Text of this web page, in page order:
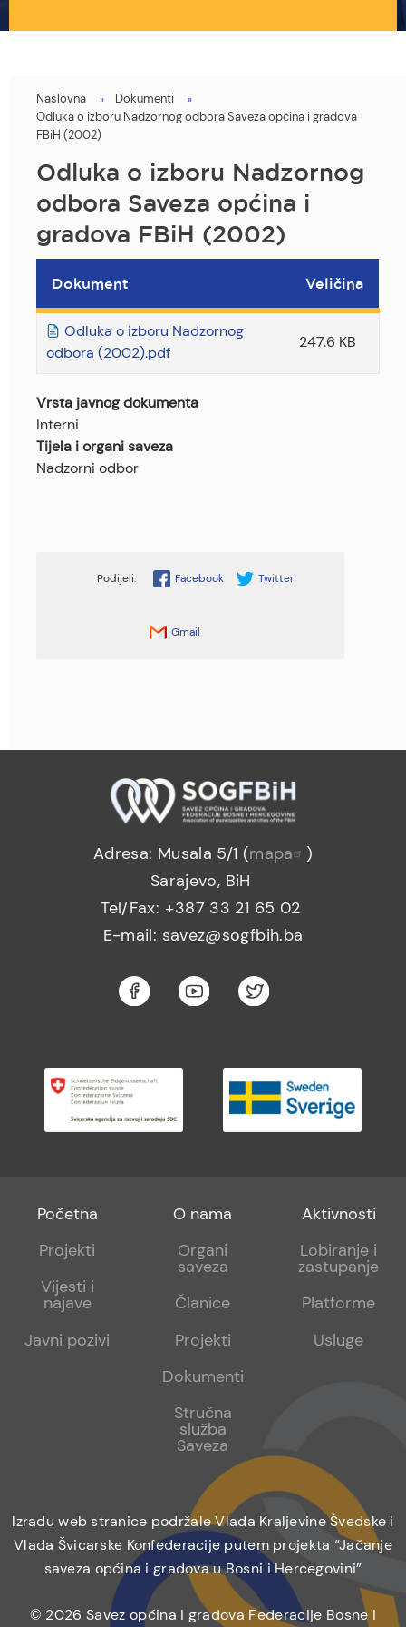
You
are
here
Naslovna
Dokumenti
Odluka o izboru Nadzornog odbora Saveza općina i gradova
FBiH (2002)
Odluka o izboru Nadzornog
odbora Saveza općina i
gradova FBiH (2002)
Dokument Veličina
Odluka o izboru Nadzornog
odbora (2002).pdf
247.6 KB
Vrsta javnog dokumenta
Interni
Tijela i organi saveza
Nadzorni odbor
Facebook Twitter
Gmail
Adresa: Musala 5/1 (mapa
)
Sarajevo, BiH
Tel/Fax: +387 33 21 65 02
E-mail: savez@sogfbih.ba
Footer
menu
Početna
Projekti
Vijesti i
najave
Javni pozivi
Footer
sub
O nama
Organi
saveza
Članice
Projekti
Dokumenti
Stručna
služba
Saveza
Footer
sub
Aktivnosti
Lobiranje i
zastupanje
Platforme
Usluge
Izradu web stranice podržale Vlada Kraljevine Švedske i
Vlada Švicarske Konfederacije putem projekta “Jačanje
saveza općina i gradova u Bosni i Hercegovini”
© 2026 Savez općina i gradova Federacije Bosne i